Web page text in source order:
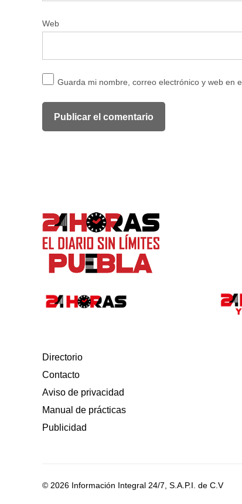
Web
Guarda mi nombre, correo electrónico y web en
Directorio
Contacto
Aviso de privacidad
Manual de prácticas
Publicidad
© 2026 Información Integral 24/7, S.A.P.I. de C.V